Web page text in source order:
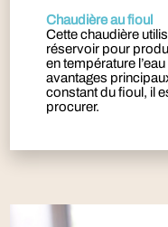
Chaudière au fioul
Cette chaudière
réservoir pour
en température
avantages
constant du fioul, il
procurer.